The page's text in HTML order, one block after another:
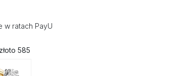
w ratach PayU
585